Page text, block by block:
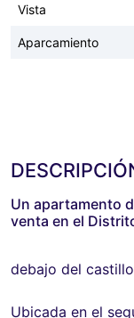
Vista
Aparcamiento
Un apartamento
venta en el
debajo del
Ubicada en el